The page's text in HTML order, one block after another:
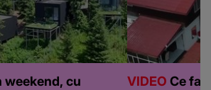
weekend, cu
VIDEO Ce